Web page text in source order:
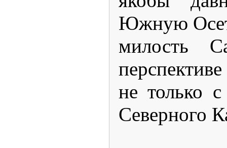
Южную
милость
не только
Северного